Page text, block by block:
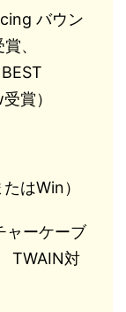
バウン
、
賞）
はWin）
ャーケーブ
TWAIN対